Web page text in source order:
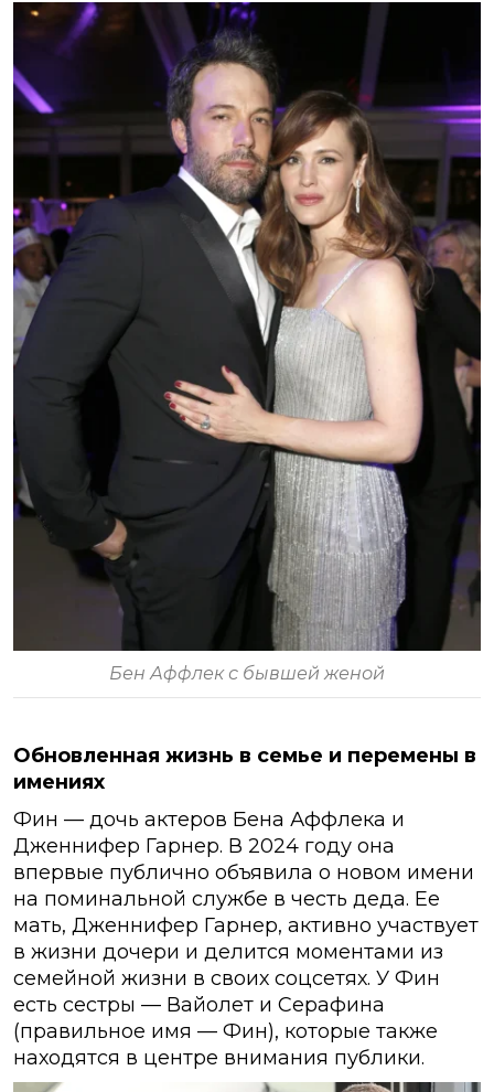
Бен Аффлек с бывшей женой
Обновленная жизнь в семье и перемены в
имениях
Фин — дочь актеров Бена Аффлека и
Дженнифер Гарнер. В 2024 году она
впервые публично объявила о новом имени
на поминальной службе в честь деда. Ее
мать, Дженнифер Гарнер, активно участвует
в жизни дочери и делится моментами из
семейной жизни в своих соцсетях. У Фин
есть сестры — Вайолет и Серафина
(правильное имя — Фин), которые также
находятся в центре внимания публики.